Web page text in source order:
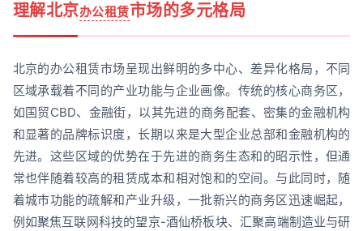
理解北京办公租赁市场的多元格局
北京的办公租赁市场呈现出鲜明的多中心、差异化格局，不同
区域承载着不同的产业功能与企业画像。传统的核心商务区，
如国贸CBD、金融街，以其先进的商务配套、密集的金融机构
和显著的品牌标识度，长期以来是大型企业总部和金融机构的
先进。这些区域的优势在于先进的商务生态和的昭示性，但通
常也伴随着较高的租赁成本和相对饱和的空间。与此同时，随
着城市功能的疏解和产业升级，一批新兴的商务区迅速崛起，
例如聚焦互联网科技的望京-酒仙桥板块、汇聚高端制造业与研